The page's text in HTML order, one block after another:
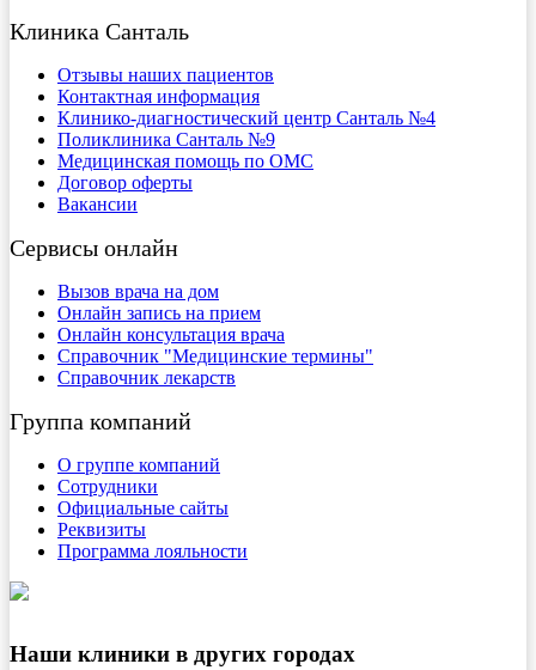
Клиника Санталь
Отзывы наших пациентов
Контактная информация
Клинико-диагностический центр Санталь №4
Поликлиника Санталь №9
Медицинская помощь по ОМС
Договор оферты
Вакансии
Сервисы онлайн
Вызов врача на дом
Онлайн запись на прием
Онлайн консультация врача
Справочник "Медицинские термины"
Справочник лекарств
Группа компаний
О группе компаний
Сотрудники
Официальные сайты
Реквизиты
Программа лояльности
Наши клиники в других городах